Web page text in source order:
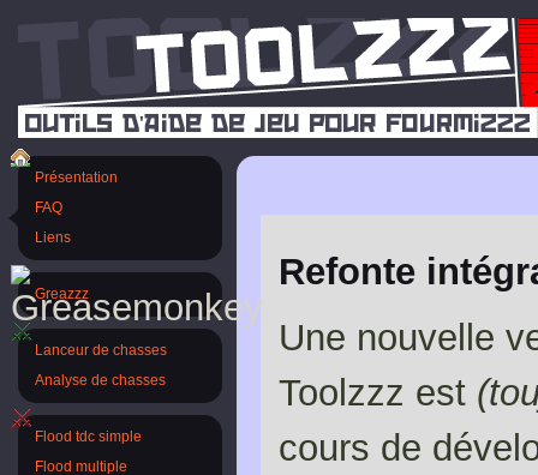
Présentation
FAQ
Liens
Greazzz
Lanceur de chasses
Analyse de chasses
Flood tdc simple
Flood multiple
Refonte
Une nouvelle
Toolzzz est
cours de